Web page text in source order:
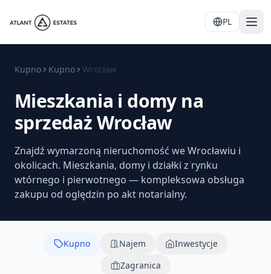
PL
Kupno Kupno Wrocław
Mieszkania i domy na
sprzedaż Wrocław
Znajdź wymarzoną nieruchomość we Wrocławiu i
okolicach. Mieszkania, domy i działki z rynku
wtórnego i pierwotnego — kompleksowa obsługa
zakupu od oględzin po akt notarialny.
Kupno Najem
Inwestycje
Zagranica